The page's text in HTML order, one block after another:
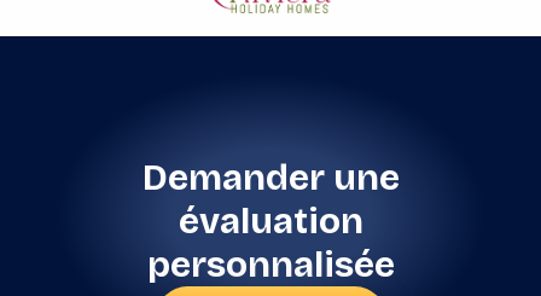
Demander une
évaluation
personnalisée